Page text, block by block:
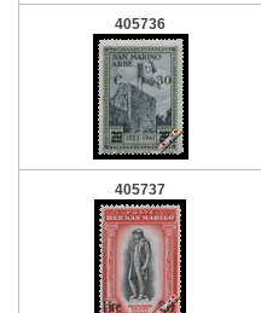
405736
405737